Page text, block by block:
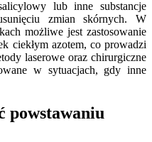
lub inne substancje
zmian skórnych. W
możliwe jest zastosowanie
ciekłym azotem, co prowadzi
laserowe oraz chirurgiczne
w sytuacjach, gdy inne
powstawaniu